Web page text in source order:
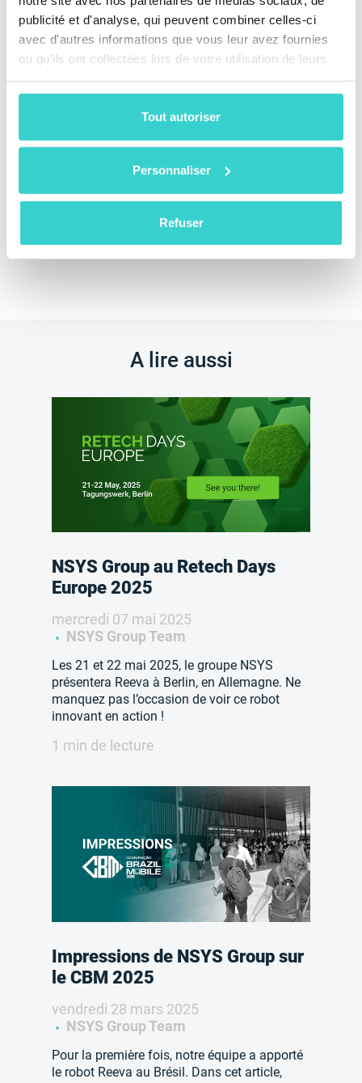
publicité et d'analyse, qui peuvent combiner celles-ci
avec d'autres informations que vous leur avez fournies
ou qu'ils ont collectées lors de votre utilisation de leurs
Tout autoriser
Personnaliser
Refuser
Inspectez les téléphones d’occasion à grande
les détaillants et distributeurs de téléphones avec
Reeva Nova
Organisez une démo
A lire aussi
NSYS Group au Retech Days
Europe 2025
mercredi 07 mai 2025
NSYS Group Team
Les 21 et 22 mai 2025, le groupe NSYS
présentera Reeva à Berlin, en Allemagne. Ne
manquez pas l’occasion de voir ce robot
innovant en action !
1 min de lecture
Impressions de NSYS Group sur
le CBM 2025
vendredi 28 mars 2025
NSYS Group Team
Pour la première fois, notre équipe a apporté
le robot Reeva au Brésil. Dans cet article,